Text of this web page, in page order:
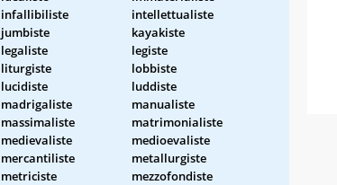
infallibiliste
intellettualiste
jumbiste
kayakiste
legaliste
legiste
liturgiste
lobbiste
lucidiste
luddiste
madrigaliste
manualiste
massimaliste
matrimonialiste
medievaliste
medioevaliste
mercantiliste
metallurgiste
metriciste
mezzofondiste